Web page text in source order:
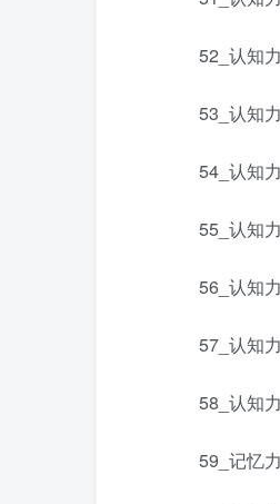
52_认知力-
53_认知力-
54_认知力-
55_认知力-
56_认知力-
57_认知力-
58_认知力-
59_记忆力-